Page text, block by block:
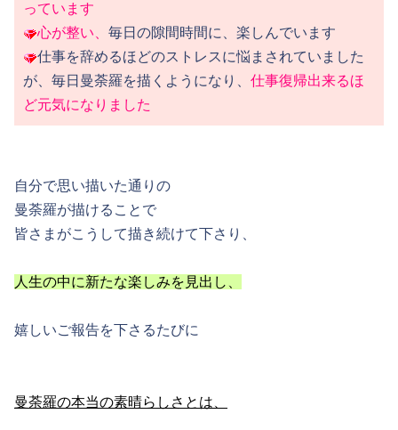
っています
心が整い、 毎日の隙間時間に、楽しんでいます
仕事を辞めるほどのストレスに悩まされていました
が、毎日曼荼羅を描くようになり、 仕事復帰出来るほ
ど元気になりました
自分で思い描いた通りの
曼荼羅が描けることで
皆さまがこうして描き続けて下さり、
人生の中に新たな楽しみを見出し、
嬉しいご報告を下さるたびに
曼荼羅の本当の素晴らしさとは、